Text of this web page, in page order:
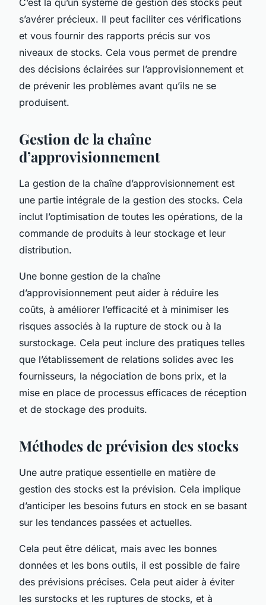
s’avérer précieux. Il peut faciliter ces vérifications
et vous fournir des rapports précis sur vos
niveaux de stocks. Cela vous permet de prendre
des décisions éclairées sur l’approvisionnement et
de prévenir les problèmes avant qu’ils ne se
produisent.
Gestion de la chaîne
d’approvisionnement
La gestion de la chaîne d’approvisionnement est
une partie intégrale de la gestion des stocks. Cela
inclut l’optimisation de toutes les opérations, de la
commande de produits à leur stockage et leur
distribution.
Une bonne gestion de la chaîne
d’approvisionnement peut aider à réduire les
coûts, à améliorer l’efficacité et à minimiser les
risques associés à la rupture de stock ou à la
surstockage. Cela peut inclure des pratiques telles
que l’établissement de relations solides avec les
fournisseurs, la négociation de bons prix, et la
mise en place de processus efficaces de réception
et de stockage des produits.
Méthodes de prévision des stocks
Une autre pratique essentielle en matière de
gestion des stocks est la prévision. Cela implique
d’anticiper les besoins futurs en stock en se basant
sur les tendances passées et actuelles.
Cela peut être délicat, mais avec les bonnes
données et les bons outils, il est possible de faire
des prévisions précises. Cela peut aider à éviter
les surstocks et les ruptures de stocks, et à